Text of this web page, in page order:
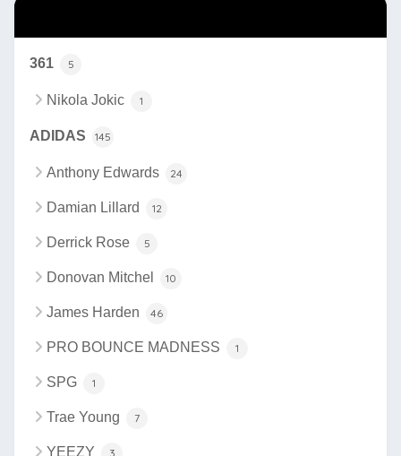
361 5
Nikola Jokic 1
ADIDAS 145
Anthony Edwards 24
Damian Lillard 12
Derrick Rose 5
Donovan Mitchel 10
James Harden 46
PRO BOUNCE MADNESS 1
SPG 1
Trae Young 7
YEEZY 3